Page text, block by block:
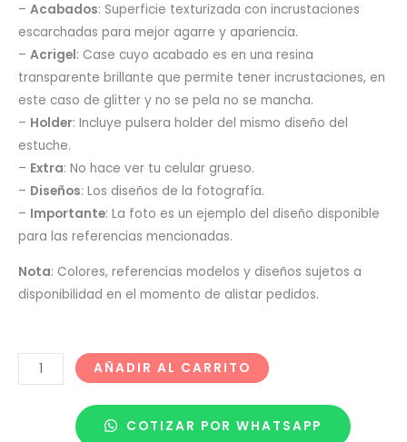
– Acabados: Superficie texturizada con incrustaciones
escarchadas para mejor agarre y apariencia.
– Acrigel: Case cuyo acabado es en una resina
transparente brillante que permite tener incrustaciones, en
este caso de glitter y no se pela no se mancha.
– Holder: Incluye pulsera holder del mismo diseño del
estuche.
– Extra: No hace ver tu celular grueso.
– Diseños: Los diseños de la fotografía.
– Importante: La foto es un ejemplo del diseño disponible
para las referencias mencionadas.
Nota: Colores, referencias modelos y diseños sujetos a
disponibilidad en el momento de alistar pedidos.
AÑADIR AL CARRITO
COTIZAR POR WHATSAPP